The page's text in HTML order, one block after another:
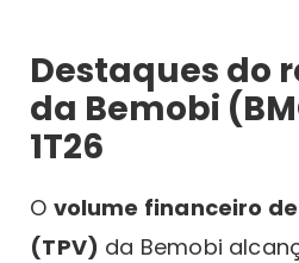
Destaques do
da Bemobi
1T26
O volume financeiro
(TPV) da Bemobi